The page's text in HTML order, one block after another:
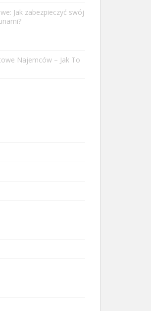
Jak zabezpieczyć swój
Najemców – Jak To